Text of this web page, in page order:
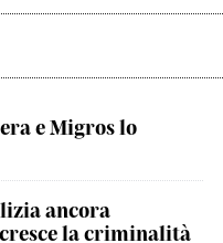
e Migros lo
ancora
la criminalità